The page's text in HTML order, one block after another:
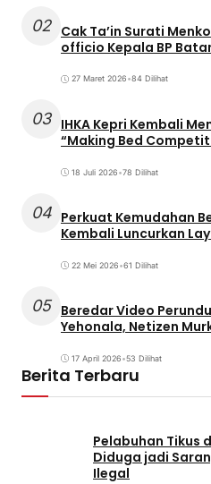
02 Cak Ta’in Surati
officio Kepala BP
27 Maret 2026•84 Dilihat
03 IHKA Kepri Kembali
“Making Bed
18 Juli 2026•78 Dilihat
04 Perkuat Kemudahan
Kembali Luncurkan
22 Mei 2026•61 Dilihat
05 Beredar Video
Yehonala, Netizen
17 April 2026•53 Dilihat
Berita Terbaru
Pelabuhan Tikus
Diduga jadi
Ilegal